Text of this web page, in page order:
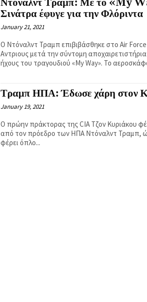
Ντόναλντ Τραμπ: Με το «My
Σινάτρα έφυγε για την Φλόριντα
January 21, 2021
Ο Ντόναλντ Τραμπ επιβιβάσθηκε στο Air
Αντριους μετά την σύντομη
ήχους του τραγουδιού «My Way». Το
Τραμπ ΗΠΑ: Έδωσε χάρη στον
January 19, 2021
Ο πρώην πράκτορας της CIA Τζον Κυριάκου
από τον πρόεδρο των ΗΠΑ Ντόναλντ Τραμπ,
φέρει όπλο...